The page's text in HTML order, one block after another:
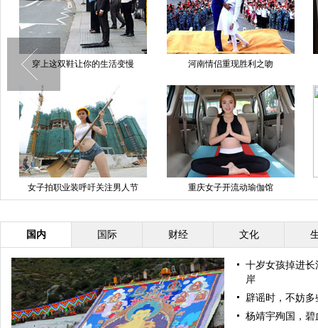
河南情侣重现胜利之吻 遇到这样处女座妹子就娶了吧
重庆女子开流动瑜伽馆 智能服装说谎会变裸体
国内 国际 财经 文化
十岁女孩掉进
岸
辟谣时，不妨多
杨靖宇殉国，